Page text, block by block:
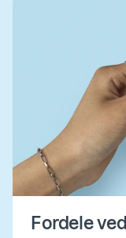
Fordele